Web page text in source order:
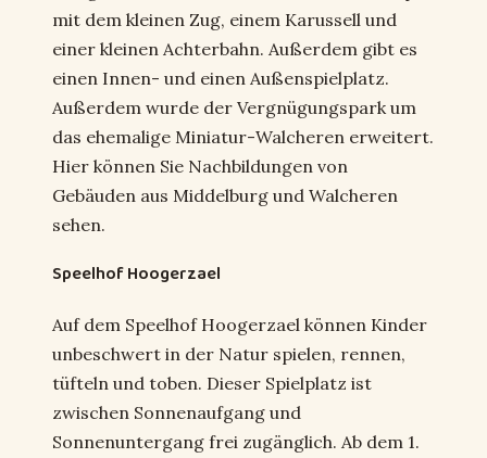
mit dem kleinen Zug, einem Karussell und
einer kleinen Achterbahn. Außerdem gibt es
einen Innen- und einen Außenspielplatz.
Außerdem wurde der Vergnügungspark um
das ehemalige Miniatur-Walcheren erweitert.
Hier können Sie Nachbildungen von
Gebäuden aus Middelburg und Walcheren
sehen.
Speelhof Hoogerzael
Auf dem Speelhof Hoogerzael können Kinder
unbeschwert in der Natur spielen, rennen,
tüfteln und toben. Dieser Spielplatz ist
zwischen Sonnenaufgang und
Sonnenuntergang frei zugänglich. Ab dem 1.